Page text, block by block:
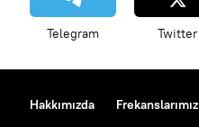
Telegram Twitter
Hakkımızda Frekanslarımız